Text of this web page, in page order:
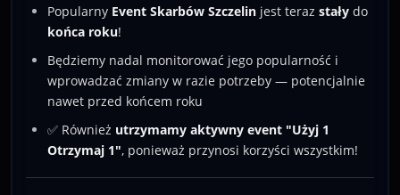
Popularny Event Skarbów Szczelin jest teraz stały do
końca roku!
Będziemy nadal monitorować jego popularność i
wprowadzać zmiany w razie potrzeby — potencjalnie
nawet przed końcem roku
✅ Również utrzymamy aktywny event "Użyj 1
Otrzymaj 1", ponieważ przynosi korzyści wszystkim!